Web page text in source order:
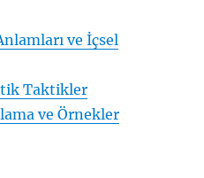
ve İçsel
Taktikler
ve Örnekler